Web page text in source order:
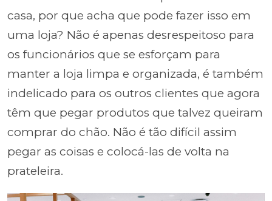
casa, por que acha que pode fazer isso em
uma loja? Não é apenas desrespeitoso para
os funcionários que se esforçam para
manter a loja limpa e organizada, é também
indelicado para os outros clientes que agora
têm que pegar produtos que talvez queiram
comprar do chão. Não é tão difícil assim
pegar as coisas e colocá-las de volta na
prateleira.